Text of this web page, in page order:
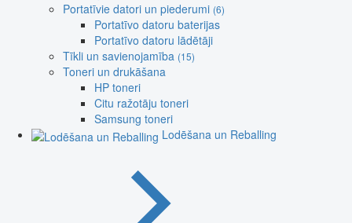
Portatīvie datori un piederumi (6)
Portatīvo datoru baterijas
Portatīvo datoru lādētāji
Tīkli un savienojamība (15)
Toneri un drukāšana
HP toneri
Citu ražotāju toneri
Samsung toneri
Lodēšana un Reballing